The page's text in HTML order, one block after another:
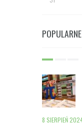
8 SIERPIEŃ